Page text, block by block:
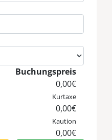
Buchungspreis
0,00€
Kurtaxe
0,00€
Kaution
0,00€